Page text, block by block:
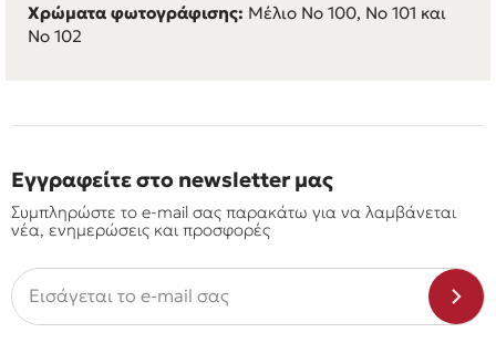
Χρώματα φωτογράφισης: Μέλιο Νο 100, Νο 101 και
Νο 102
Εγγραφείτε στο newsletter μας
Συμπληρώστε το e-mail σας παρακάτω για να λαμβάνεται
νέα, ενημερώσεις και προσφορές